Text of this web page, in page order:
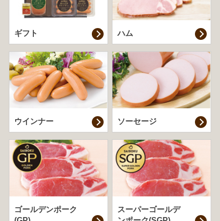
ギフト ハム
ウインナー ソーセージ
ゴールデンポーク
スーパーゴールデ